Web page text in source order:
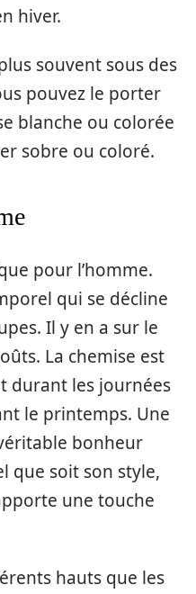
hiver.
souvent sous des
pouvez le porter
blanche ou colorée
sobre ou coloré.
pour l’homme.
qui se décline
Il y en a sur le
La chemise est
durant les journées
le printemps. Une
bonheur
que soit son style,
une touche
hauts que les